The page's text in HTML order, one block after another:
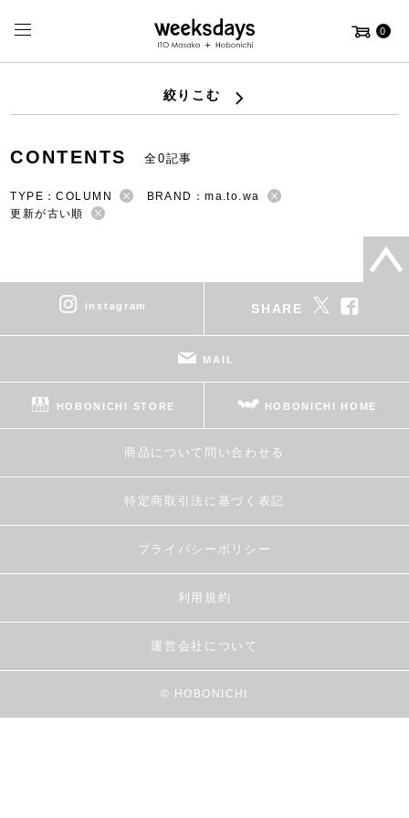
0
絞りこむ
CONTENTS 全0記事
TYPE：COLUMN
BRAND：ma.to.wa
更新が古い順
instagram SHARE
MAIL
HOBONICHI STORE HOBONICHI HOME
商品について問い合わせる
特定商取引法に基づく表記
プライバシーポリシー
利用規約
運営会社について
© HOBONICHI